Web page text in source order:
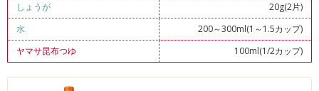
しょうが
20g(2片)
水
200～300ml(1～1.5カップ)
ヤマサ昆布つゆ
100ml(1/2カップ)